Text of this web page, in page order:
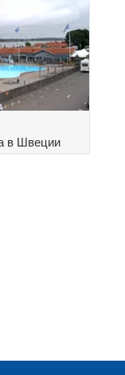
в Швеции